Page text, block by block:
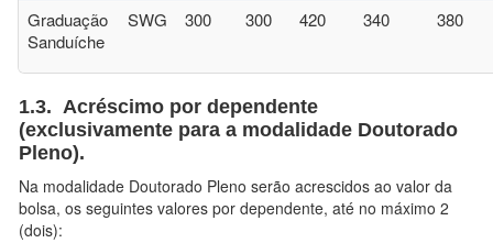
Graduação
Sanduíche
SWG 300 300 420 340 380
1.3. Acréscimo por dependente
(exclusivamente para a modalidade Doutorado
Pleno).
Na modalidade Doutorado Pleno serão acrescidos ao valor da
bolsa, os seguintes valores por dependente, até no máximo 2
(dois):